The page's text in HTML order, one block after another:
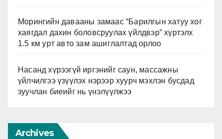
Морингийн давааны замаас “Барилгын хатуу хог
хаягдал дахин боловсруулах үйлдвэр” хүртэлх
1.5 км урт авто зам ашиглалтад орлоо
Насанд хүрээгүй иргэнийг саун, массажны
үйлчилгээ үзүүлэх нэрээр хуурч мэхлэн бусдад
зуучлан биеийг нь үнэлүүлжээ
Archives